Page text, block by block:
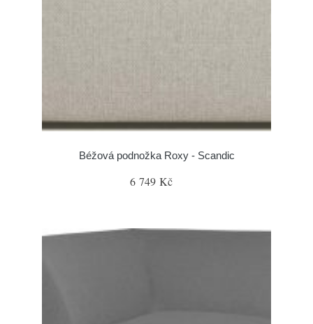
Béžová podnožka Roxy - Scandic
6 749 Kč